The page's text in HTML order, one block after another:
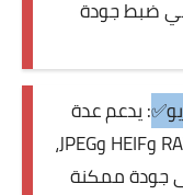
ضبط جودة
: يدعم عدة
تنسيقات للصور والفيديو مثل RAW وHEIF وJPEG،
جودة ممكنة